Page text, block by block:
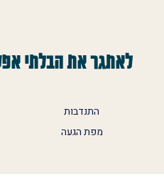
לאתגר את הבלתי
התנדבות
מפת הגעה